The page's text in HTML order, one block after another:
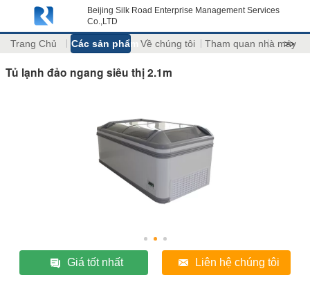
Beijing Silk Road Enterprise Management Services
Co.,LTD
Trang Chủ Các sản phẩm Về chúng tôi Tham quan nhà máy
>>
Tủ lạnh đảo ngang siêu thị 2.1m
Giá tốt nhất Liên hệ chúng tôi